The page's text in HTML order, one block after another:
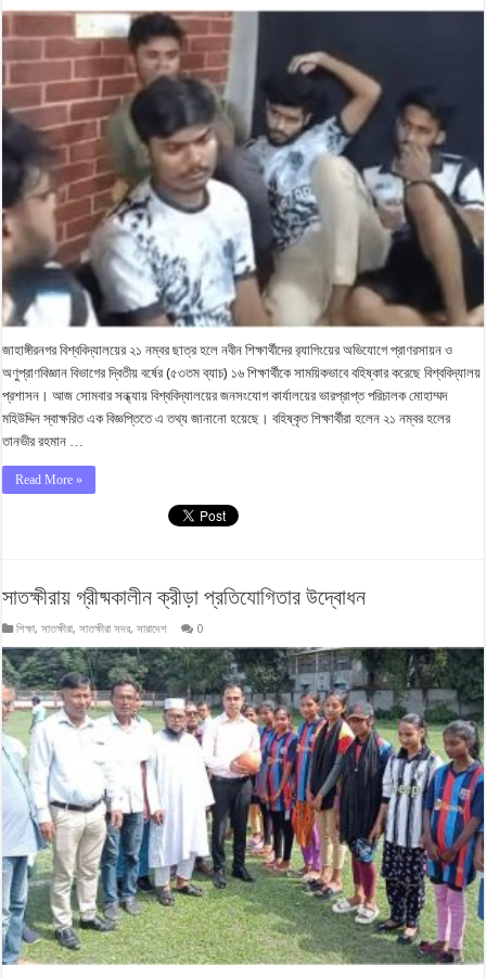
জাহাঙ্গীরনগর বিশ্ববিদ্যালয়ের ২১ নম্বর ছাত্র হলে নবীন শিক্ষার্থীদের র‍্যাগিংয়ের অভিযোগে প্রাণরসায়ন ও
অণুপ্রাণবিজ্ঞান বিভাগের দ্বিতীয় বর্ষের (৫৩তম ব্যাচ) ১৬ শিক্ষার্থীকে সাময়িকভাবে বহিষ্কার করেছে বিশ্ববিদ্যালয়
প্রশাসন। আজ সোমবার সন্ধ্যায় বিশ্ববিদ্যালয়ের জনসংযোগ কার্যালয়ের ভারপ্রাপ্ত পরিচালক মোহাম্মদ
মহিউদ্দিন স্বাক্ষরিত এক বিজ্ঞপ্তিতে এ তথ্য জানানো হয়েছে। বহিষ্কৃত শিক্ষার্থীরা হলেন ২১ নম্বর হলের
তানভীর রহমান …
Read More »
সাতক্ষীরায় গ্রীষ্মকালীন ক্রীড়া প্রতিযোগিতার উদ্বোধন
শিক্ষা,সাতক্ষীরা,সাতক্ষীরা সদর,সারাদেশ 0